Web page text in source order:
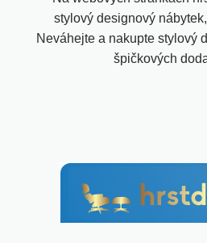
stylový designový
Neváhejte a nakupte stylový
špičkových